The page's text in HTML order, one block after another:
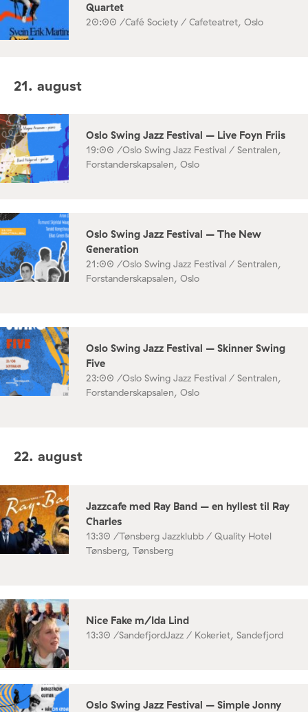
Quartet
20:00 /Café Society / Cafeteatret, Oslo
21. august
Oslo Swing Jazz Festival – Live Foyn Friis
19:00 /Oslo Swing Jazz Festival / Sentralen,
Forstanderskapsalen, Oslo
Oslo Swing Jazz Festival – The New
Generation
21:00 /Oslo Swing Jazz Festival / Sentralen,
Forstanderskapsalen, Oslo
Oslo Swing Jazz Festival – Skinner Swing
Five
23:00 /Oslo Swing Jazz Festival / Sentralen,
Forstanderskapsalen, Oslo
22. august
Jazzcafe med Ray Band – en hyllest til Ray
Charles
13:30 /Tønsberg Jazzklubb / Quality Hotel
Tønsberg, Tønsberg
Nice Fake m/Ida Lind
13:30 /SandefjordJazz / Kokeriet, Sandefjord
Oslo Swing Jazz Festival – Simple Jonny